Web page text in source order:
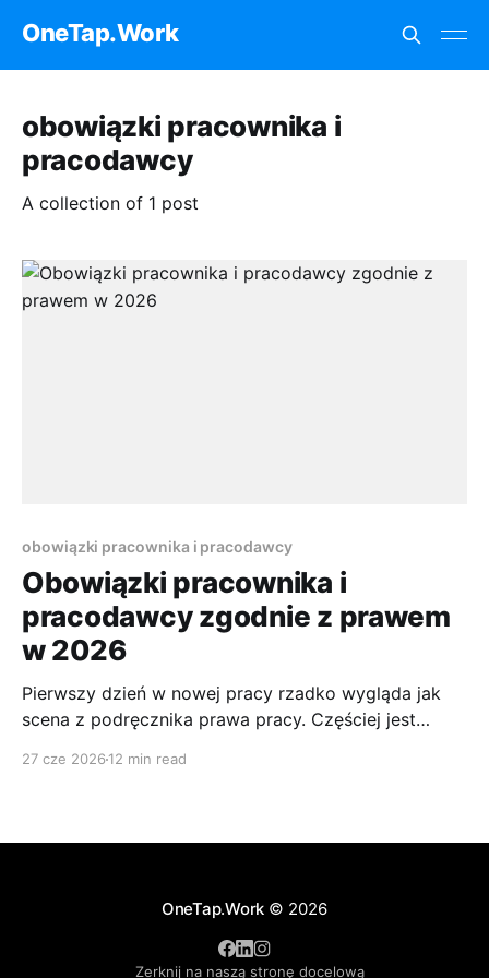
OneTap.Work
obowiązki pracownika i
pracodawcy
A collection of 1 post
obowiązki pracownika i pracodawcy
Obowiązki pracownika i
pracodawcy zgodnie z prawem
w 2026
Pierwszy dzień w nowej pracy rzadko wygląda jak
scena z podręcznika prawa pracy. Częściej jest
27 cze 2026 12 min read
OneTap.Work © 2026
Zerknij na naszą stronę docelową